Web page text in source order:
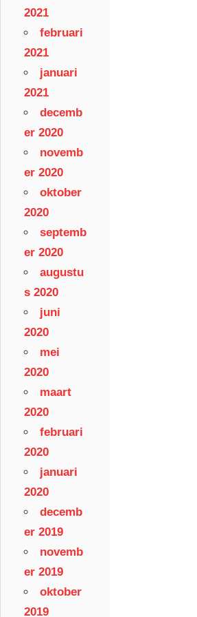
2021
februari
2021
januari
2021
decemb
er 2020
novemb
er 2020
oktober
2020
septemb
er 2020
augustu
s 2020
juni
2020
mei
2020
maart
2020
februari
2020
januari
2020
decemb
er 2019
novemb
er 2019
oktober
2019